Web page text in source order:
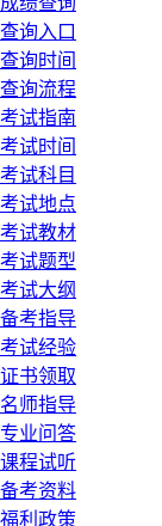
查询入口
查询时间
查询流程
考试指南
考试时间
考试科目
考试地点
考试教材
考试题型
考试大纲
备考指导
考试经验
证书领取
名师指导
专业问答
课程试听
备考资料
福利政策